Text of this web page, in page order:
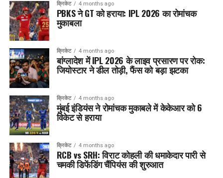
क्रिकेट 4 months ago
PBKS ने GT को हराया: IPL 2026 का रोमांचक
मुकाबला
क्रिकेट 4 months ago
बांग्लादेश में IPL 2026 के लाइव प्रसारण पर रोक:
जियोस्टार ने डील तोड़ी, फैंस को बड़ा झटका
क्रिकेट 4 months ago
मुंबई इंडियंस ने रोमांचक मुकाबले में केकेआर को 6
विकेट से हराया
क्रिकेट 4 months ago
RCB vs SRH: विराट कोहली की धमाकेदार पारी से
चमकी डिफेंडिंग चैंपियंस की शुरुआत